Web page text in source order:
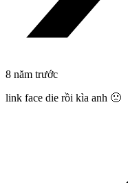
8 năm trước
link face die rồi kìa anh 🙁